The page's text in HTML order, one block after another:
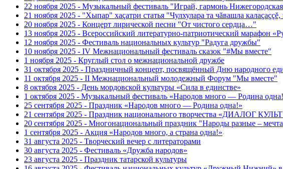
22 ноября 2025 - Музыкальный фестиваль "Играй, гармонь
21 ноября 2025 - "Хыпар" хаçатри статья "Чулхулара та чăвашла
20 ноября 2025 - Концерт лирической песни "От чистого сердца…"
13 ноября 2025 - Всероссийский литературно-патриотический марафон
12 ноября 2025 - Фестиваль национальных культур "Радуга дружбы"
10 ноября 2025 - IV Межнациональный фестиваль сказок "#Мы вместе"
1 ноября 2025 - Круглый стол о межнациональной дружбе
31 октября 2025 - Праздничный концерт, посвящённый Дню народного
11 октября 2025 - II Межнациональный молодежный Форум "Мы вместе"
8 октября 2025 - День мордовской культуры «Сила в единстве»
1 октября 2025 - Музыкальный фестиваль «Народов много — Родина
25 сентября 2025 - Праздник «Народов много — Родина одна!»
21 сентября 2025 - Праздник национального творчества «ДИАЛОГ
20 сентября 2025 - Многонациональный праздник "Народы разные –
1 сентября 2025 - Акция «Народов много, а страна одна!»
31 августа 2025 - Творческий вечер с литераторами
30 августа 2025 - Фестиваль «Дружба народов»
23 августа 2025 - Праздник татарской культуры